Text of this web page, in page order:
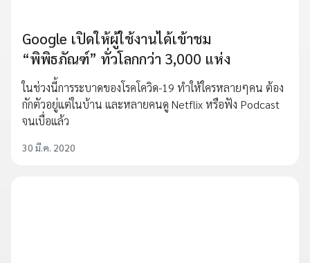
Google เปิดให้ผู้ใช้งานได้เข้าชม
“พิพิธภัณฑ์” ทั่วโลกกว่า 3,000 แห่ง
ในช่วงนี้การระบาดของโรคโควิด-19 ทำให้ใครหลายๆคน ต้อง
กักตัวอยู่แต่ในบ้าน และหลายคนดู Netflix หรือฟัง Podcast
จนเบื่อแล้ว
30 มี.ค. 2020